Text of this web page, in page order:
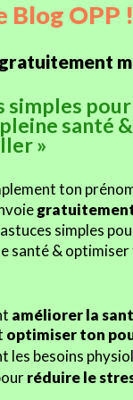
etc.
:
que j’utilise
En temps normal je
je crois
et encore facile
chez vous. Suivre
forme de
etc). Et laisser agir.
de lire/
suivants :
du covid-19
Blog OPP !
simples
santé
»
ton
simples
santé &
améliorer la
optimiser ton
les besoins
réduire le